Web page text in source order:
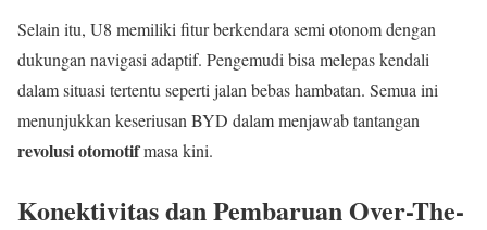
Selain itu, U8 memiliki fitur berkendara semi otonom dengan
dukungan navigasi adaptif. Pengemudi bisa melepas kendali
dalam situasi tertentu seperti jalan bebas hambatan. Semua ini
menunjukkan keseriusan BYD dalam menjawab tantangan
revolusi otomotifmasa kini.
Konektivitas dan Pembaruan Over-The-